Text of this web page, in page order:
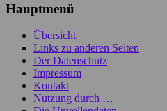
Hauptmenü
Übersicht
Links zu anderen Seiten
Der Datenschutz
Impressum
Kontakt
Nutzung durch …